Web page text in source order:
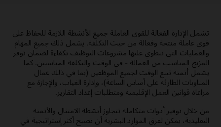
تشمل الإدارة الفعالة للقوى العاملة جميع الأنشطة اللازمة للحفاظ على
قوى عاملة منتجة وفعالة من حيث التكلفة. يشمل ذلك جميع المهام
والعمليات التي تنطوي عليها مشروعات التوظيف بكفاءة لضمان توفر
المزيج المناسب من العمالة - في الوقت والتكلفة المناسبين. كما
يشمل أتمتة تتبع الوقت لجميع الموظفين (بما في ذلك عمال
المناوبات الطارئة على أساس الساعة)، وإدارة الغياب، والإجازة مع
مراعاة قوانين العمل الإقليمية ومتطلبات إعداد التقارير.
من خلال توفير أدوات متكاملة تتجاوز أنشطة الامتثال والأتمتة
التقليدية، يمكن لفرق الموارد البشرية أن تصبح أكثر إستراتيجية في